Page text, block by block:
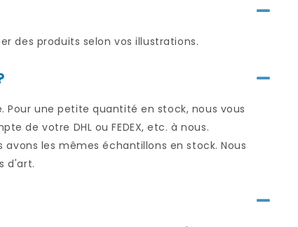
des produits selon vos illustrations.
Pour une petite quantité en stock, nous vous
de votre DHL ou FEDEX, etc. à nous.
les mêmes échantillons en stock. Nous
d'art.